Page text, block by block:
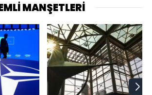
MANŞETLERİ